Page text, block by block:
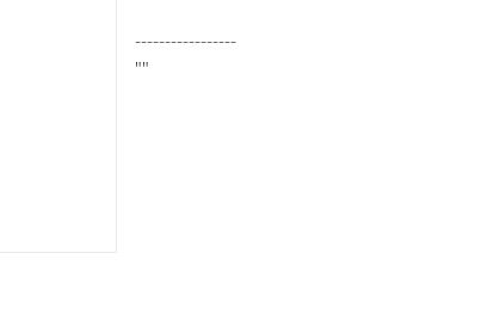
-----------------
""